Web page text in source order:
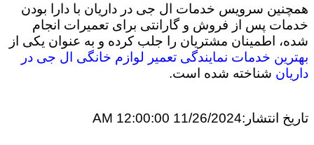
همچنین سرویس خدمات ال جی در داریان با دارا بودن
خدمات پس از فروش و گارانتی برای تعمیرات انجام
شده، اطمینان مشتریان را جلب کرده و به عنوان یکی از
بهترین خدمات نمایندگی تعمیر لوازم خانگی ال جی در
داریان شناخته شده است.
تاریخ انتشار:11/26/2024 12:00:00 AM